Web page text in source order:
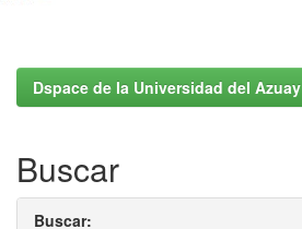
Dspace de la Universidad del Azuay
Buscar
Buscar: